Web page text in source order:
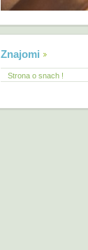
Znajomi
Strona o snach !